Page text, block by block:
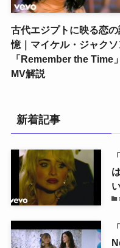
古代エジプトに映る恋の
憶｜マイケル・ジャクソ
「Remember the Time」
MV解説
新着記事